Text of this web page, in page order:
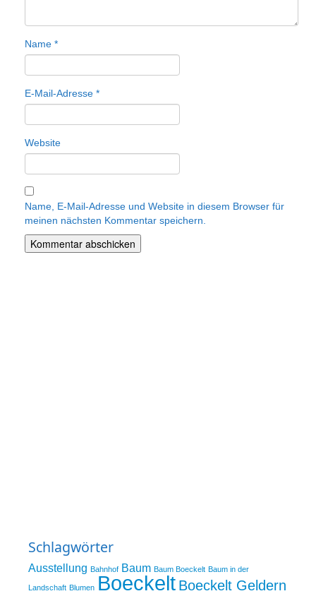
Name *
E-Mail-Adresse *
Website
Name, E-Mail-Adresse und Website in diesem Browser für
meinen nächsten Kommentar speichern.
Schlagwörter
Ausstellung Bahnhof Baum Baum Boeckelt Baum in der
Landschaft Blumen Boeckelt Boeckelt Geldern